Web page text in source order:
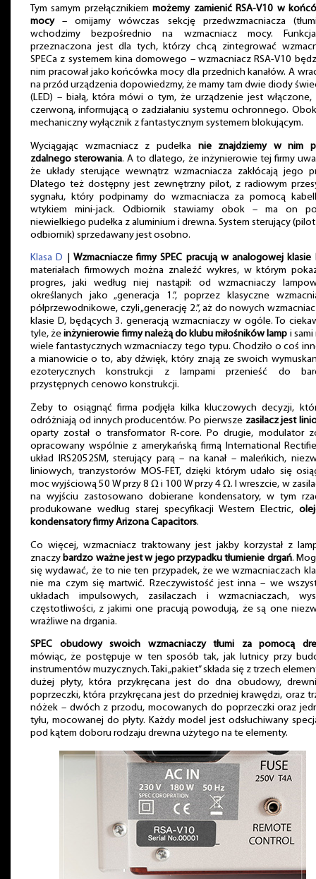
Tym samym przełącznikiemmożemy zamienić RSA-V10 w
mocy– omijamy wówczas sekcję przedwzmacniacza
wchodzimy bezpośrednio na wzmacniacz mocy.
przeznaczona jest dla tych, którzy chcą zintegrować
SPECa z systemem kina domowego – wzmacniacz RSA-V10
nim pracował jako końcówka mocy dla przednich kanałów. A
na przód urządzenia dopowiedzmy, że mamy tam dwie diody
(LED) – białą, która mówi o tym, że urządzenie jest włączone,
czerwoną, informującą o zadziałaniu systemu ochronnego.
mechaniczny wyłącznik z fantastycznym systemem blokującym.
Wyciągając wzmacniacz z pudełka nie znajdziemy w nim
zdalnego sterowania. A to dlatego, że inżynierowie tej firmy
że układy sterujące wewnątrz wzmacniacza zakłócają jego
Dlatego też dostępny jest zewnętrzny pilot, z radiowym
sygnału, który podpinamy do wzmacniacza za pomocą
wtykiem mini-jack. Odbiornik stawiamy obok – ma on
niewielkiego pudełka z aluminium i drewna. System sterujący
odbiornik) sprzedawany jest osobno.
Klasa D
Wzmacniacze firmy SPEC pracują w analogowej klasie
materiałach firmowych można znaleźć wykres, w którym
progres, jaki według niej nastąpił: od wzmacniaczy
określanych jako „generacja 1.”, poprzez klasyczne
półprzewodnikowe, czyli „generację 2.”, aż do nowych
klasie D, będących 3. generacją wzmacniaczy w ogóle. To
tyle, żeinżynierowie firmy należą do klubu miłośników lamp i sami
wiele fantastycznych wzmacniaczy tego typu. Chodziło o coś
a mianowicie o to, aby dźwięk, który znają ze swoich
ezoterycznych konstrukcji z lampami przenieść do
przystępnych cenowo konstrukcji.
Żeby to osiągnąć firma podjęła kilka kluczowych decyzji,
odróżniają od innych producentów. Po pierwsze zasilacz jest
oparty został o transformator R-core. Po drugie, modulator
opracowany wspólnie z amerykańską firmą International
układ IRS2052SM, sterujący parą – na kanał – maleńkich,
liniowych, tranzystorów MOS-FET, dzięki którym udało się
moc wyjściową 50 W przy 8 Ω i 100 W przy 4 Ω. I wreszcie, w
na wyjściu zastosowano dobierane kondensatory, w tym
produkowane według starej specyfikacji Western Electric,
kondensatory firmy Arizona Capacitors.
Co więcej, wzmacniacz traktowany jest jakby korzystał z
znaczy bardzo ważne jest w jego przypadku tłumienie drgań.
się wydawać, że to nie ten przypadek, że we wzmacniaczach
nie ma czym się martwić. Rzeczywistość jest inna – we
układach impulsowych, zasilaczach i wzmacniaczach,
częstotliwości, z jakimi one pracują powodują, że są one
wrażliwe na drgania.
SPEC obudowy swoich wzmacniaczy tłumi za pomocą
mówiąc, że postępuje w ten sposób tak, jak lutnicy przy
instrumentów muzycznych. Taki „pakiet” składa się z trzech
dużej płyty, która przykręcana jest do dna obudowy,
poprzeczki, która przykręcana jest do przedniej krawędzi, oraz
nóżek – dwóch z przodu, mocowanych do poprzeczki oraz
tyłu, mocowanej do płyty. Każdy model jest odsłuchiwany
pod kątem doboru rodzaju drewna użytego na te elementy.